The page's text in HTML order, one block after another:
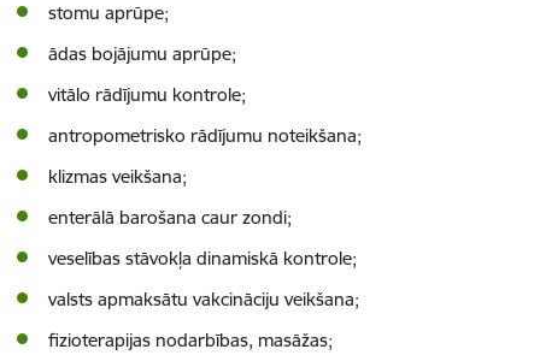
stomu aprūpe;
ādas bojājumu aprūpe;
vitālo rādījumu kontrole;
antropometrisko rādījumu noteikšana;
klizmas veikšana;
enterālā barošana caur zondi;
veselības stāvokļa dinamiskā kontrole;
valsts apmaksātu vakcināciju veikšana;
fizioterapijas nodarbības, masāžas;